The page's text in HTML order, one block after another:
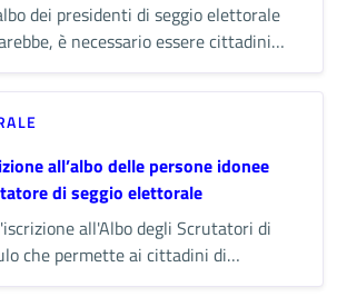
dei presidenti di seggio elettorale
è necessario essere cittadini
iscritti nelle liste elettorali del
un diploma di scuola secondaria di
domanda va presentata all'ufficio
all’albo delle persone idonee
di seggio elettorale
all'Albo degli Scrutatori di
che permette ai cittadini di
scrutatori nelle future